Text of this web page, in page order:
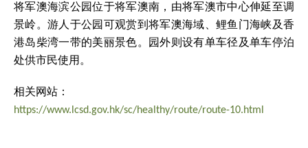
将军澳海滨公园位于将军澳南，由将军澳市中心伸延至调
景岭。游人于公园可观赏到将军澳海域、鲤鱼门海峡及香
港岛柴湾一带的美丽景色。园外则设有单车径及单车停泊
处供市民使用。
相关网站：
https://www.lcsd.gov.hk/sc/healthy/route/route-10.html